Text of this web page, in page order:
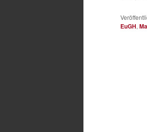
EuGH,